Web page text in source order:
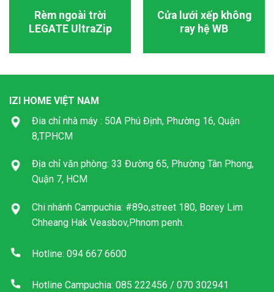
Rèm ngoài trời
LEGATE UltraZip
Cửa lưới xếp không
ray hệ WB
IZI HOME VIỆT NAM
Đia chỉ nhà máy : 50A Phú Định, Phường 16, Quận
8,TPHCM
Địa chỉ văn phòng: 33 Đường 65, Phường Tân Phong,
Quận 7, HCM
Chi nhánh Campuchia: #89o,street 180, Borey Lim
Chheang Hak Veasbov,Phnom penh.
Hotline: 094 667 6600
Hotline Campuchia: 085 222456 / 070 302941